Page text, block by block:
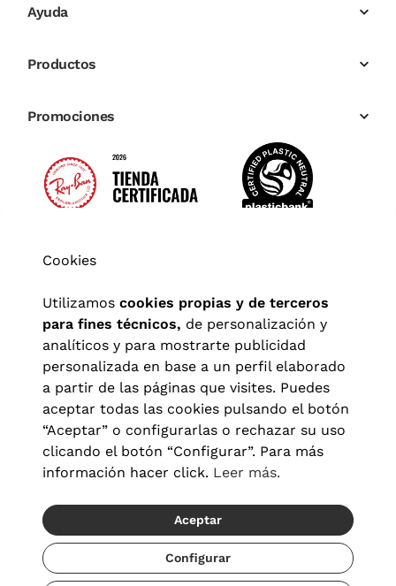
Recíbelo del 20/08 al 22/08
Ayuda
Productos
Promociones
Aviso legal| Política de privacidad Términos y condiciones
Política de cookies|Configuración de cookies
© 2026 Visionlab España
Cookies
Utilizamos cookies propias y de terceros
para fines técnicos, de personalización y
analíticos y para mostrarte publicidad
personalizada en base a un perfil elaborado
a partir de las páginas que visites. Puedes
aceptar todas las cookies pulsando el botón
“Aceptar” o configurarlas o rechazar su uso
clicando el botón “Configurar”. Para más
información hacer click. Leer más.
Aceptar
Configurar